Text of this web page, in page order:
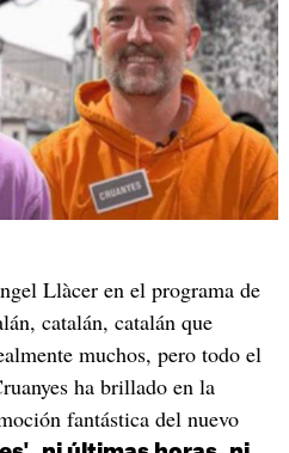
Llàcer en el programa de
catalán, catalán que
muchos, pero todo el
ha brillado en la
fantástica del nuevo